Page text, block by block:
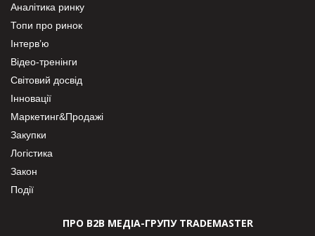
Аналітика ринку
Топи про ринок
Інтерв’ю
Відео-тренінги
Світовий досвід
Інновації
Маркетинг&Продажі
Закупки
Логістика
Закон
Події
ПРО В2В МЕДІА-ГРУПУ TRADEMASTER